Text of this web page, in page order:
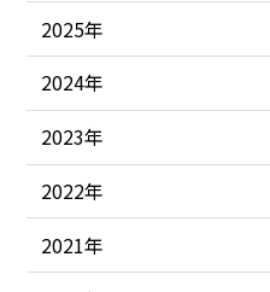
2025年
2024年
2023年
2022年
2021年